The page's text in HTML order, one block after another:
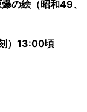
の絵（昭和49、
）13:00頃